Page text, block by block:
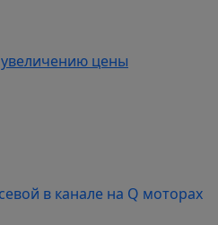
увеличению цены